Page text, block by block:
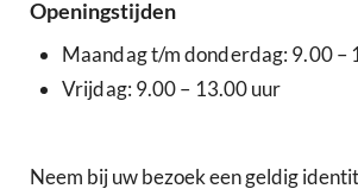
Openingstijden
Maandag t/m donderdag: 9.00 –
Vrijdag: 9.00 – 13.00 uur
Neem bij uw bezoek een geldig